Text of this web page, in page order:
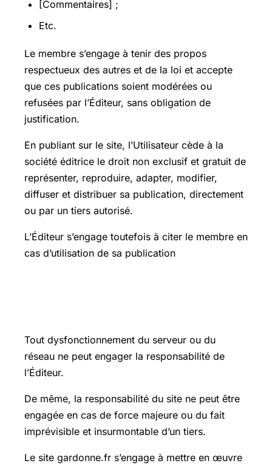
[Commentaires] ;
Etc.
Le membre s’engage à tenir des propos
respectueux des autres et de la loi et accepte
que ces publications soient modérées ou
refusées par l’Éditeur, sans obligation de
justification.
En publiant sur le site, l’Utilisateur cède à la
société éditrice le droit non exclusif et gratuit de
représenter, reproduire, adapter, modifier,
diffuser et distribuer sa publication, directement
ou par un tiers autorisé.
L’Éditeur s’engage toutefois à citer le membre en
cas d’utilisation de sa publication
Tout dysfonctionnement du serveur ou du
réseau ne peut engager la responsabilité de
l’Éditeur.
De même, la responsabilité du site ne peut être
engagée en cas de force majeure ou du fait
imprévisible et insurmontable d’un tiers.
Le site gardonne.fr s’engage à mettre en œuvre